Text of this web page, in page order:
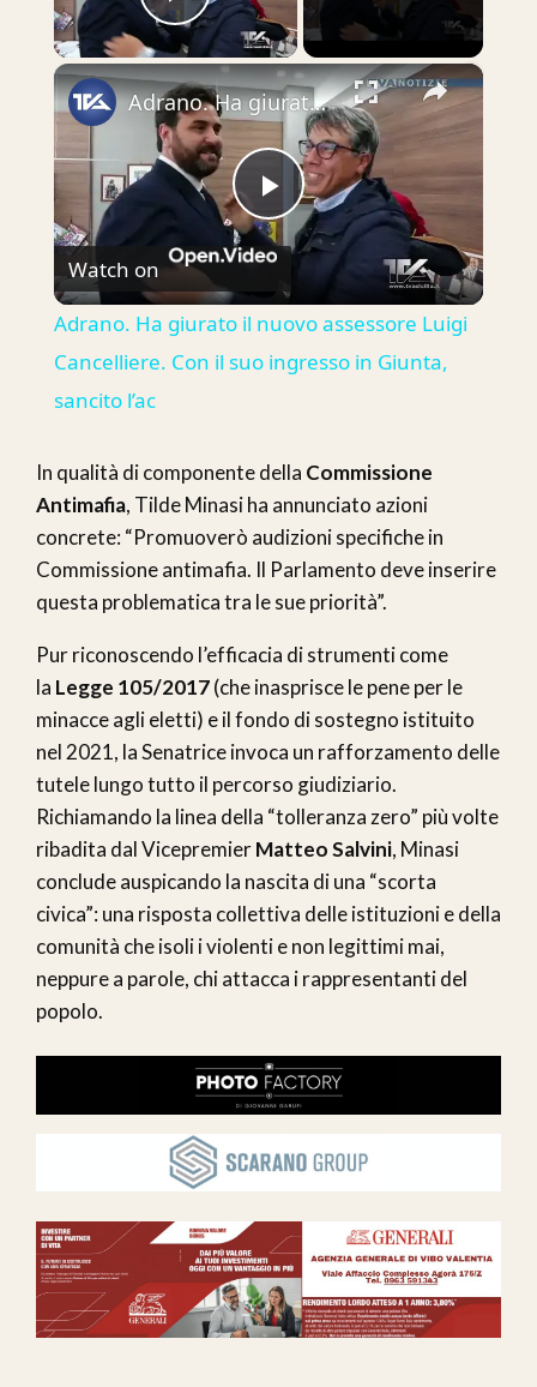
Play Video
×
Play
Video
Adrano. Ha giurato il nuovo assessore Luigi Cancelliere. Con il suo ingresso in Giunta, sancito l’ac
Watch on
Adrano. Ha giurato il nuovo assessore Luigi
Cancelliere. Con il suo ingresso in Giunta,
sancito l’ac
In qualità di componente della Commissione
Antimafia, Tilde Minasi ha annunciato azioni
concrete: “Promuoverò audizioni specifiche in
Commissione antimafia. Il Parlamento deve inserire
questa problematica tra le sue priorità”.
Pur riconoscendo l’efficacia di strumenti come
la Legge 105/2017(che inasprisce le pene per le
minacce agli eletti) e il fondo di sostegno istituito
nel 2021, la Senatrice invoca un rafforzamento delle
tutele lungo tutto il percorso giudiziario.
Richiamando la linea della “tolleranza zero” più volte
ribadita dal VicepremierMatteo Salvini, Minasi
conclude auspicando la nascita di una “scorta
civica”: una risposta collettiva delle istituzioni e della
comunità che isoli i violenti e non legittimi mai,
neppure a parole, chi attacca i rappresentanti del
popolo.